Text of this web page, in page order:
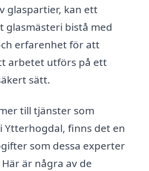
glaspartier, kan ett
glasmästeri bistå med
erfarenhet för att
arbetet utförs på ett
sätt.
till tjänster som
Ytterhogdal, finns det en
som dessa experter
är några av de